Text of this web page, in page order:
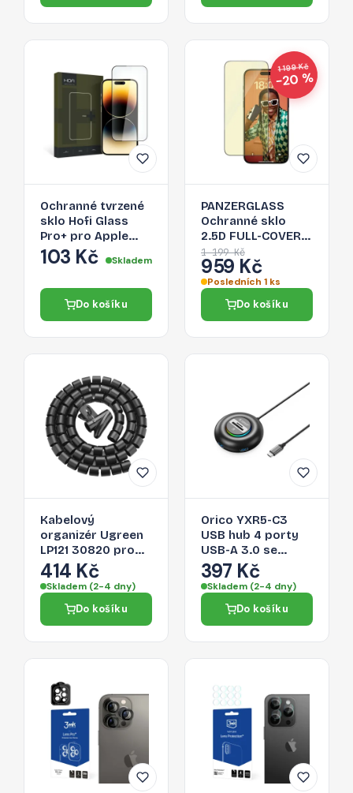
Ochranné tvrzené
sklo Hofi Glass
Pro+ pro Apple
iPhone 15 Pro Max
– černé
103 Kč Skladem
Do košíku
1 199 Kč
−20 %
PANZERGLASS
Ochranné sklo
2.5D FULL-COVER
0.4mm pro iPhone
15 Pro Max,
EyeCare, černý
rámeček
1 199 Kč
959 Kč
Posledních 1 ks
Do košíku
Kabelový
organizér Ugreen
LP121 30820 pro
kabely - černá
414 Kč
Skladem (2-4 dny)
Do košíku
Orico YXR5-C3
USB hub 4 porty
USB-A 3.0 se
čtečkou SD a
microSD 0,3 m –
černý
397 Kč
Skladem (2-4 dny)
Do košíku